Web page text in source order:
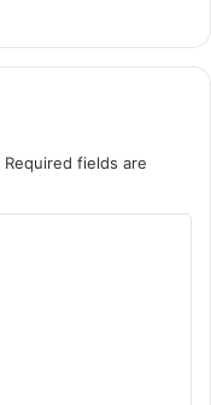
Required fields are